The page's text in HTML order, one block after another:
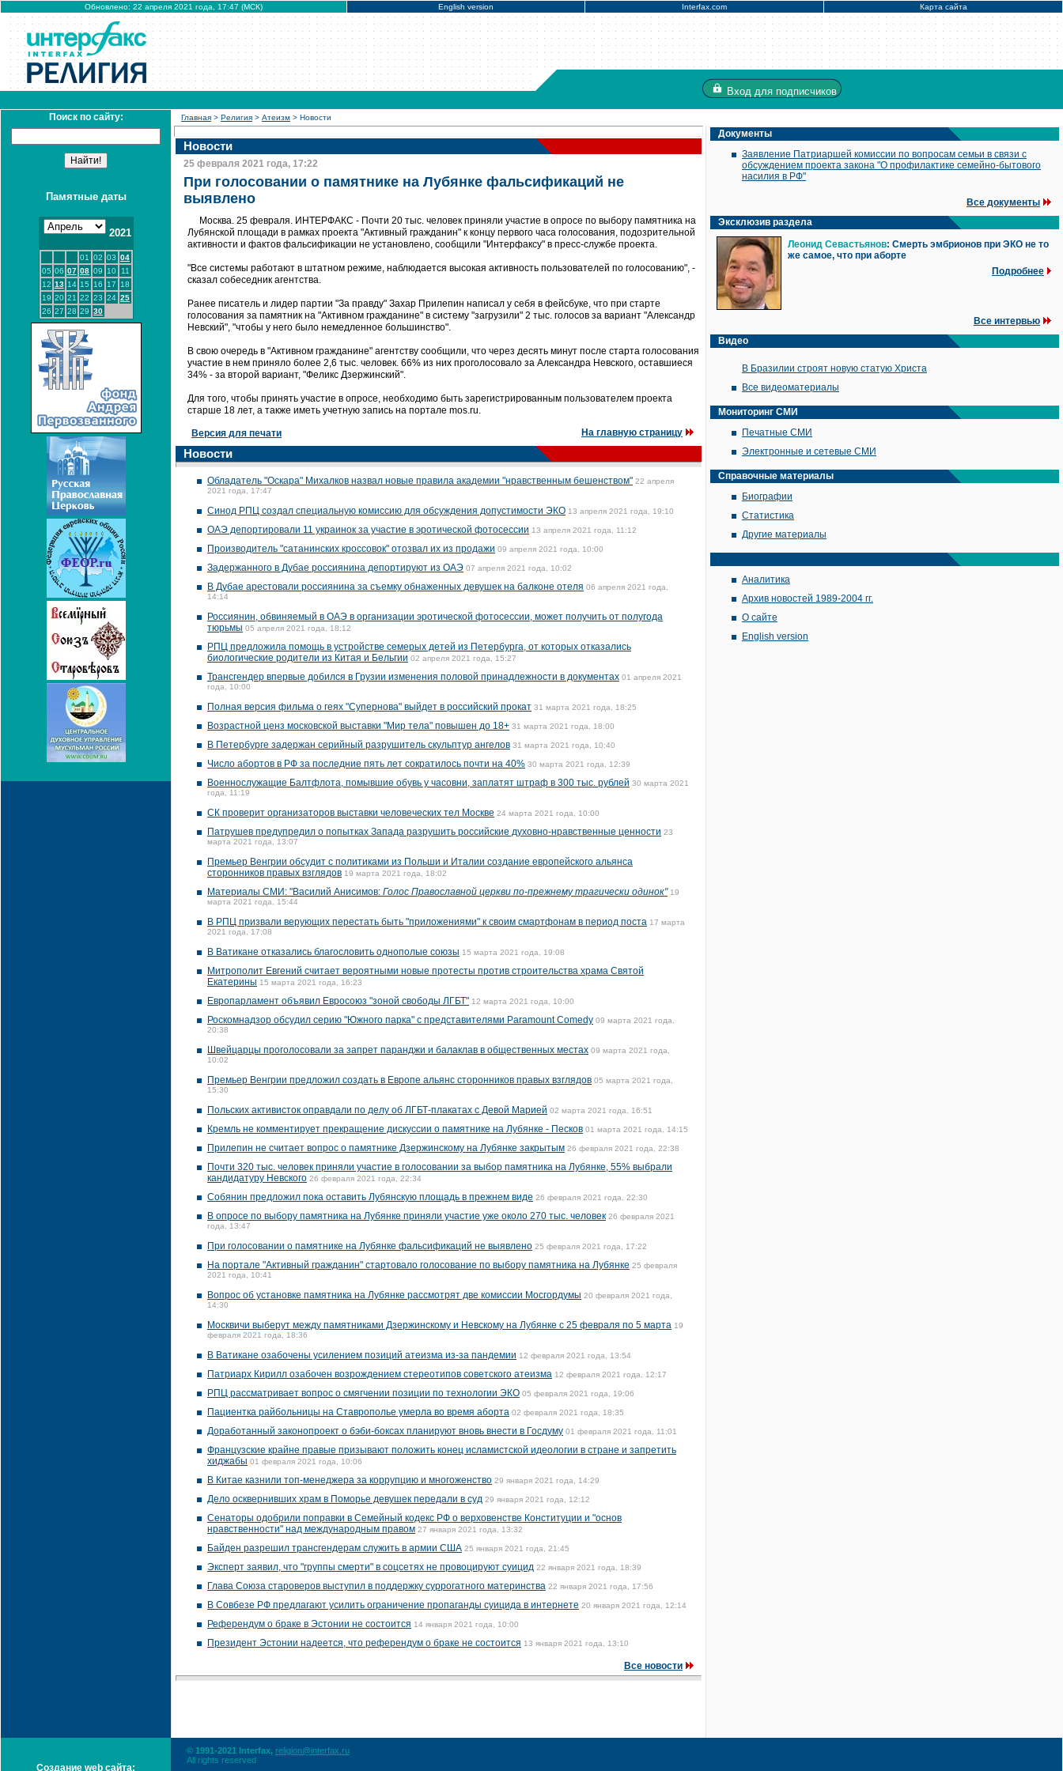
Обновлено: 22 апреля 2021 года, 17:47 (МСК) English version Interfax.com Карта сайта
Вход для подписчиков
Поиск по сайту:
Памятные даты
2021
01 02 03 04
05 06 07 08 09 10
11
12 13 14 15 16 17
18
19 20 21 22 23 24 25
26 27 28 29 30
Главная > Религия > Атеизм > Новости
Новости
25 февраля 2021 года, 17:22
При голосовании о памятнике на Лубянке фальсификаций не
выявлено
Москва. 25 февраля. ИНТЕРФАКС - Почти 20 тыс. человек приняли участие в опросе по выбору памятника на
Лубянской площади в рамках проекта "Активный гражданин" к концу первого часа голосования, подозрительной
активности и фактов фальсификации не установлено, сообщили "Интерфаксу" в пресс-службе проекта.
"Все системы работают в штатном режиме, наблюдается высокая активность пользователей по голосованию", -
сказал собеседник агентства.
Ранее писатель и лидер партии "За правду" Захар Прилепин написал у себя в фейсбуке, что при старте
голосования за памятник на "Активном гражданине" в систему "загрузили" 2 тыс. голосов за вариант "Александр
Невский", "чтобы у него было немедленное большинство".
В свою очередь в "Активном гражданине" агентству сообщили, что через десять минут после старта голосования
участие в нем приняло более 2,6 тыс. человек. 66% из них проголосовало за Александра Невского, оставшиеся
34% - за второй вариант, "Феликс Дзержинский".
Для того, чтобы принять участие в опросе, необходимо быть зарегистрированным пользователем проекта
старше 18 лет, а также иметь учетную запись на портале mos.ru.
Версия для печати На главную страницу
Новости
Обладатель "Оскара" Михалков назвал новые правила академии "нравственным бешенством" 22 апреля
2021 года, 17:47
Синод РПЦ создал специальную комиссию для обсуждения допустимости ЭКО 13 апреля 2021 года, 19:10
ОАЭ депортировали 11 украинок за участие в эротической фотосессии 13 апреля 2021 года, 11:12
Производитель "сатанинских кроссовок" отозвал их из продажи 09 апреля 2021 года, 10:00
Задержанного в Дубае россиянина депортируют из ОАЭ 07 апреля 2021 года, 10:02
В Дубае арестовали россиянина за съемку обнаженных девушек на балконе отеля 06 апреля 2021 года,
14:14
Россиянин, обвиняемый в ОАЭ в организации эротической фотосессии, может получить от полугода
тюрьмы 05 апреля 2021 года, 18:12
РПЦ предложила помощь в устройстве семерых детей из Петербурга, от которых отказались
биологические родители из Китая и Бельгии 02 апреля 2021 года, 15:27
Трансгендер впервые добился в Грузии изменения половой принадлежности в документах 01 апреля 2021
года, 10:00
Полная версия фильма о геях "Супернова" выйдет в российский прокат 31 марта 2021 года, 18:25
Возрастной ценз московской выставки "Мир тела" повышен до 18+ 31 марта 2021 года, 18:00
В Петербурге задержан серийный разрушитель скульптур ангелов 31 марта 2021 года, 10:40
Число абортов в РФ за последние пять лет сократилось почти на 40% 30 марта 2021 года, 12:39
Военнослужащие Балтфлота, помывшие обувь у часовни, заплатят штраф в 300 тыс. рублей 30 марта 2021
года, 11:19
СК проверит организаторов выставки человеческих тел Москве 24 марта 2021 года, 10:00
Патрушев предупредил о попытках Запада разрушить российские духовно-нравственные ценности 23
марта 2021 года, 13:07
Премьер Венгрии обсудит с политиками из Польши и Италии создание европейского альянса
сторонников правых взглядов 19 марта 2021 года, 18:02
Материалы СМИ: "Василий Анисимов: Голос Православной церкви по-прежнему трагически одинок" 19
марта 2021 года, 15:44
В РПЦ призвали верующих перестать быть "приложениями" к своим смартфонам в период поста 17 марта
2021 года, 17:08
В Ватикане отказались благословить однополые союзы 15 марта 2021 года, 19:08
Митрополит Евгений считает вероятными новые протесты против строительства храма Святой
Екатерины 15 марта 2021 года, 16:23
Европарламент объявил Евросоюз "зоной свободы ЛГБТ" 12 марта 2021 года, 10:00
Роскомнадзор обсудил серию "Южного парка" с представителями Paramount Comedy 09 марта 2021 года,
20:38
Швейцарцы проголосовали за запрет паранджи и балаклав в общественных местах 09 марта 2021 года,
10:02
Премьер Венгрии предложил создать в Европе альянс сторонников правых взглядов 05 марта 2021 года,
15:30
Польских активисток оправдали по делу об ЛГБТ-плакатах с Девой Марией 02 марта 2021 года, 16:51
Кремль не комментирует прекращение дискуссии о памятнике на Лубянке - Песков 01 марта 2021 года, 14:15
Прилепин не считает вопрос о памятнике Дзержинскому на Лубянке закрытым 26 февраля 2021 года, 22:38
Почти 320 тыс. человек приняли участие в голосовании за выбор памятника на Лубянке, 55% выбрали
кандидатуру Невского 26 февраля 2021 года, 22:34
Собянин предложил пока оставить Лубянскую площадь в прежнем виде 26 февраля 2021 года, 22:30
В опросе по выбору памятника на Лубянке приняли участие уже около 270 тыс. человек 26 февраля 2021
года, 13:47
При голосовании о памятнике на Лубянке фальсификаций не выявлено 25 февраля 2021 года, 17:22
На портале "Активный гражданин" стартовало голосование по выбору памятника на Лубянке 25 февраля
2021 года, 10:41
Вопрос об установке памятника на Лубянке рассмотрят две комиссии Мосгордумы 20 февраля 2021 года,
14:30
Москвичи выберут между памятниками Дзержинскому и Невскому на Лубянке с 25 февраля по 5 марта 19
февраля 2021 года, 18:36
В Ватикане озабочены усилением позиций атеизма из-за пандемии 12 февраля 2021 года, 13:54
Патриарх Кирилл озабочен возрождением стереотипов советского атеизма 12 февраля 2021 года, 12:17
РПЦ рассматривает вопрос о смягчении позиции по технологии ЭКО 05 февраля 2021 года, 19:06
Пациентка райбольницы на Ставрополье умерла во время аборта 02 февраля 2021 года, 18:35
Доработанный законопроект о бэби-боксах планируют вновь внести в Госдуму 01 февраля 2021 года, 11:01
Французские крайне правые призывают положить конец исламистской идеологии в стране и запретить
хиджабы 01 февраля 2021 года, 10:06
В Китае казнили топ-менеджера за коррупцию и многоженство 29 января 2021 года, 14:29
Дело осквернивших храм в Поморье девушек передали в суд 29 января 2021 года, 12:12
Сенаторы одобрили поправки в Семейный кодекс РФ о верховенстве Конституции и "основ
нравственности" над международным правом 27 января 2021 года, 13:32
Байден разрешил трансгендерам служить в армии США 25 января 2021 года, 21:45
Эксперт заявил, что "группы смерти" в соцсетях не провоцируют суицид 22 января 2021 года, 18:39
Глава Союза староверов выступил в поддержку суррогатного материнства 22 января 2021 года, 17:56
В Совбезе РФ предлагают усилить ограничение пропаганды суицида в интернете 20 января 2021 года, 12:14
Референдум о браке в Эстонии не состоится 14 января 2021 года, 10:00
Президент Эстонии надеется, что референдум о браке не состоится 13 января 2021 года, 13:10
Все новости
Документы
Заявление Патриаршей комиссии по вопросам семьи в связи с
обсуждением проекта закона "О профилактике семейно-бытового
насилия в РФ"
Все документы
Эксклюзив раздела
Леонид Севастьянов: Смерть эмбрионов при ЭКО не то
же самое, что при аборте
Подробнее
Все интервью
Видео
В Бразилии строят новую статую Христа
Все видеоматериалы
Мониторинг СМИ
Печатные СМИ
Электронные и сетевые СМИ
Справочные материалы
Биографии
Статистика
Другие материалы
Аналитика
Архив новостей 1989-2004 гг.
О сайте
English version
Создание web сайта:
© 1991-2021 Interfax, religion@interfax.ru
All rights reserved